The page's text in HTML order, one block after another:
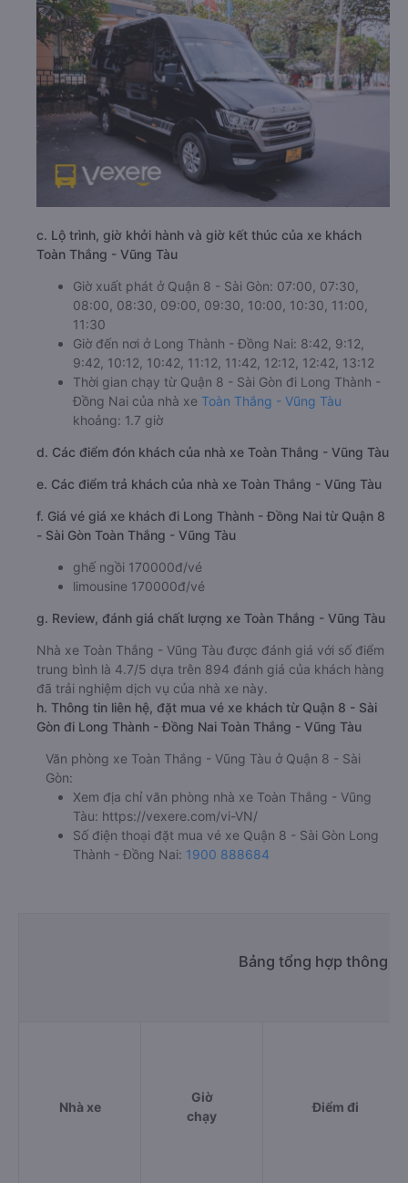
c. Lộ trình, giờ khởi hành và giờ kết thúc của xe khách
Toàn Thắng - Vũng Tàu
Giờ xuất phát ở Quận 8 - Sài Gòn: 07:00, 07:30,
08:00, 08:30, 09:00, 09:30, 10:00, 10:30, 11:00,
11:30
Giờ đến nơi ở Long Thành - Đồng Nai: 8:42, 9:12,
9:42, 10:12, 10:42, 11:12, 11:42, 12:12, 12:42, 13:12
Thời gian chạy từ Quận 8 - Sài Gòn đi Long Thành -
Đồng Nai của nhà xe Toàn Thắng - Vũng Tàu
khoảng: 1.7 giờ
d. Các điểm đón khách của nhà xe Toàn Thắng - Vũng Tàu
e. Các điểm trả khách của nhà xe Toàn Thắng - Vũng Tàu
f. Giá vé giá xe khách đi Long Thành - Đồng Nai từ Quận 8
- Sài Gòn Toàn Thắng - Vũng Tàu
ghế ngồi 170000đ/vé
limousine 170000đ/vé
g. Review, đánh giá chất lượng xe Toàn Thắng - Vũng Tàu
Nhà xe Toàn Thắng - Vũng Tàu được đánh giá với số điểm
trung bình là 4.7/5 dựa trên 894 đánh giá của khách hàng
đã trải nghiệm dịch vụ của nhà xe này.
h. Thông tin liên hệ, đặt mua vé xe khách từ Quận 8 - Sài
Gòn đi Long Thành - Đồng Nai Toàn Thắng - Vũng Tàu
Văn phòng xe Toàn Thắng - Vũng Tàu ở Quận 8 - Sài
Gòn:
Xem địa chỉ văn phòng nhà xe Toàn Thắng - Vũng
Tàu: https://vexere.com/vi-VN/
Số điện thoại đặt mua vé xe Quận 8 - Sài Gòn Long
Thành - Đồng Nai: 1900 888684
Bảng tổng hợp thông
Nhà xe
Giờ
chạy
Điểm đi